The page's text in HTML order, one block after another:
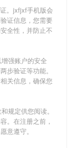
。 jxfjxf手机版会
证信息，您需要
全性，并防止不
强账户的安全
步验证等功能。
关信息，确保您
规定供您阅读。
。在注册之前，
意遵守。